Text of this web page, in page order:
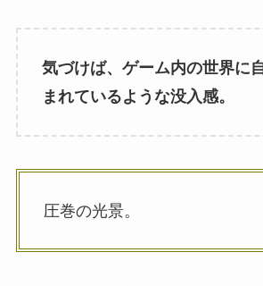
気づけば、ゲーム内の世界に
まれているような没入感。
圧巻の光景。